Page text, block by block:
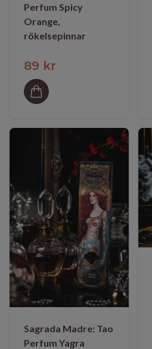
Perfum Spicy
Orange,
rökelsepinnar
89 kr
Sagrada Madre: Tao
Perfum Yagra